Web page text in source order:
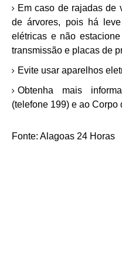
Em caso de rajadas de
de árvores, pois há
elétricas e não
transmissão e placas de
Evite usar aparelhos
Obtenha mais
(telefone 199) e ao Corpo
Fonte: Alagoas 24 Horas